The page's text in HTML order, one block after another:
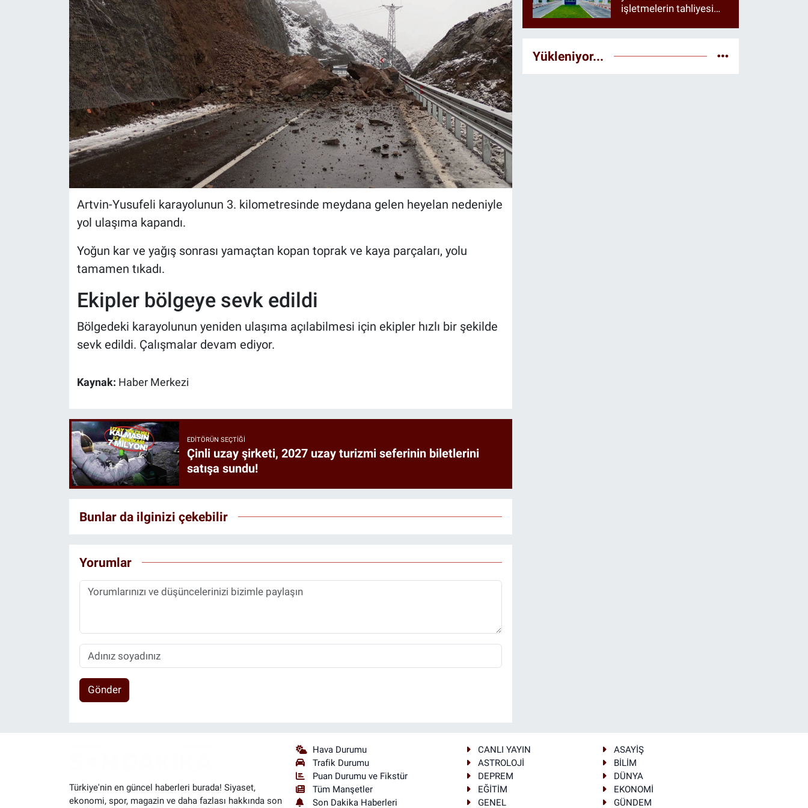
Artvin-Yusufeli karayolunun 3. kilometresinde meydana gelen heyelan nedeniyle
yol ulaşıma kapandı.
Yoğun kar ve yağış sonrası yamaçtan kopan toprak ve kaya parçaları, yolu
tamamen tıkadı.
Ekipler bölgeye sevk edildi
Bölgedeki karayolunun yeniden ulaşıma açılabilmesi için ekipler hızlı bir şekilde
sevk edildi. Çalışmalar devam ediyor.
Kaynak: Haber Merkezi
EDITÖRÜN SEÇTIĞI
Çinli uzay şirketi, 2027 uzay turizmi seferinin biletlerini
satışa sundu!
Bunlar da ilginizi çekebilir
Yorumlar
Gönder
işletmelerin tahliyesi
Yükleniyor...
Türkiye'nin en güncel haberleri burada! Siyaset,
ekonomi, spor, magazin ve daha fazlası hakkında son
Hava Durumu
Trafik Durumu
Puan Durumu ve Fikstür
Tüm Manşetler
Son Dakika Haberleri
CANLI YAYIN
ASAYİŞ
ASTROLOJİ
BİLİM
DEPREM
DÜNYA
EĞİTİM
EKONOMİ
GENEL
GÜNDEM